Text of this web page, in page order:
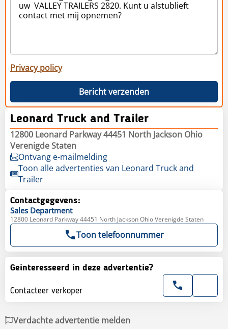
Privacy policy
Bericht verzenden
Leonard Truck and Trailer
12800 Leonard Parkway 44451 North Jackson Ohio
Verenigde Staten
Ontvang e-mailmelding
Toon alle advertenties van Leonard Truck and
Trailer
Contactgegevens:
Sales Department
12800 Leonard Parkway 44451 North Jackson Ohio Verenigde Staten
Toon telefoonnummer
Geinteresseerd in deze advertentie?
Contacteer verkoper
Verdachte advertentie melden